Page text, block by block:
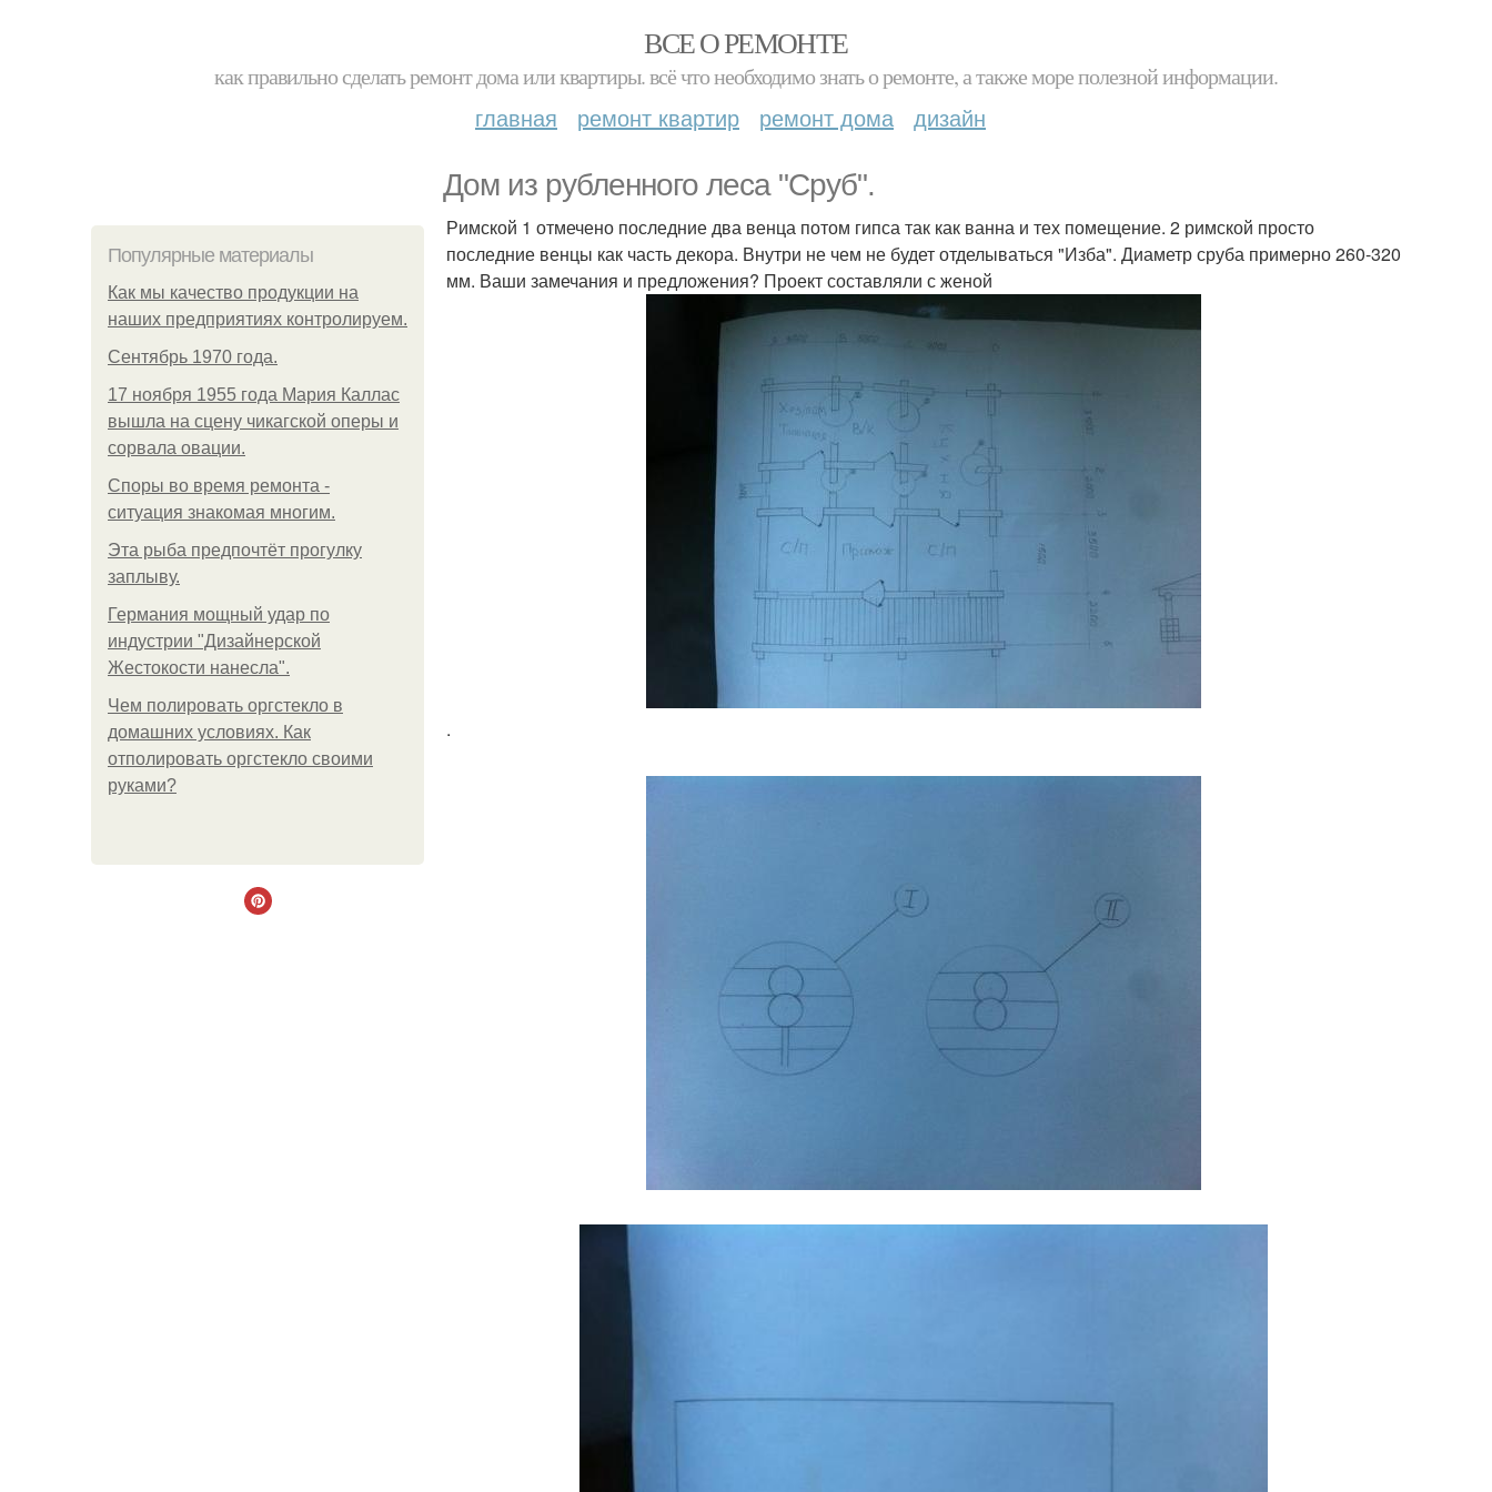
ВСЕ О РЕМОНТЕ
как правильно сделать ремонт дома или квартиры. всё что необходимо знать о ремонте, а также море полезной информации.
главная ремонт квартир ремонт дома дизайн
Дом из рубленного леса "Сруб".
Популярные материалы
Как мы качество продукции на
наших предприятиях контролируем.
Сентябрь 1970 года.
17 ноября 1955 года Мария Каллас
вышла на сцену чикагской оперы и
сорвала овации.
Споры во время ремонта -
ситуация знакомая многим.
Эта рыба предпочтёт прогулку
заплыву.
Германия мощный удар по
индустрии "Дизайнерской
Жестокости нанесла".
Чем полировать оргстекло в
домашних условиях. Как
отполировать оргстекло своими
руками?
Римской 1 отмечено последние два венца потом гипса так как ванна и тех помещение. 2 римской просто
последние венцы как часть декора. Внутри не чем не будет отделываться "Изба". Диаметр сруба примерно 260-320
мм. Ваши замечания и предложения? Проект составляли с женой
.